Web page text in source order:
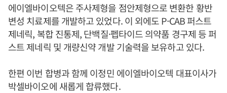
에이엘바이오텍은 주사제형을 점안제형으로 변환한 황반
변성 치료제를 개발하고 있었다. 이 외에도 P-CAB 퍼스트
제네릭, 복합 진통제, 단백질·펩타이드 의약품 경구제 등 퍼
스트 제네릭 및 개량신약 개발 기술력을 보유하고 있다.
한편 이번 합병과 함께 이정민 에이엘바이오텍 대표이사가
박셀바이오에 새롭게 합류했다.